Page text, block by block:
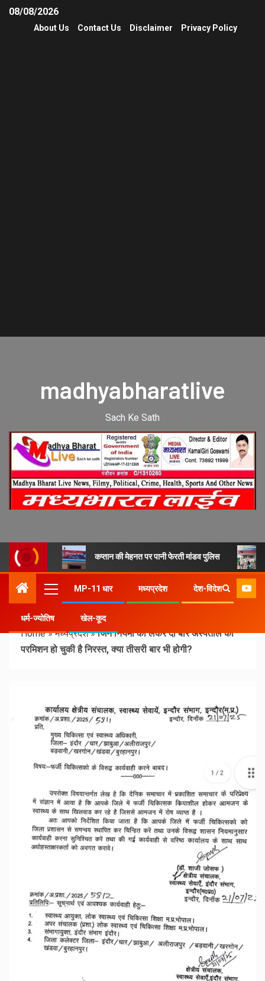
08/08/2026
About Us Contact Us Disclaimer Privacy Policy
madhyabharatlive
Sach Ke Sath
कप्तान की मेहनत पर पानी फेरती मांडव पुलिस
MP-11 धार मध्यप्रदेश देश-विदेश
धर्म-ज्योतिष खेल-कूद
Home»मध्यप्रदेश»जिन नियमों को लेकर दो बार अस्पताल की
परमिशन हो चुकी है निरस्त, क्या तीसरी बार भी होगी?